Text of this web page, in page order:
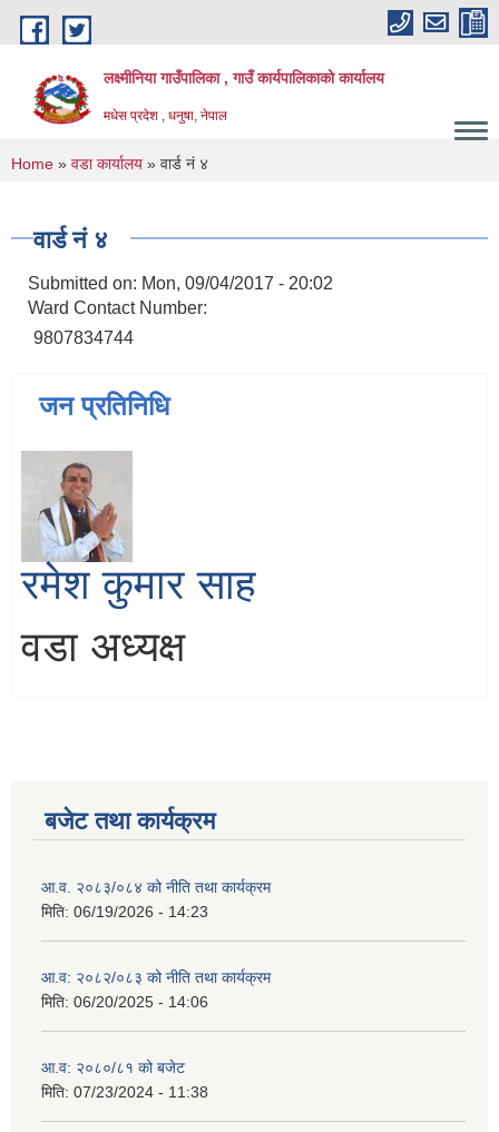
Skip to main content
लक्ष्मीनिया गाउँपालिका , गाउँ कार्यपालिकाको कार्यालय
मधेस प्रदेश , धनुषा, नेपाल
You are here
Home » वडा कार्यालय » वार्ड नं ४
वार्ड नं ४
Submitted on: Mon, 09/04/2017 - 20:02
Ward Contact Number:
9807834744
जन प्रतिनिधि
रमेश कुमार साह
वडा अध्यक्ष
बजेट तथा कार्यक्रम
आ.व. २०८३/०८४ को नीति तथा कार्यक्रम
मिति: 06/19/2026 - 14:23
आ.व: २०८२/०८३ को नीति तथा कार्यक्रम
मिति: 06/20/2025 - 14:06
आ.व: २०८०/८१ को बजेट
मिति: 07/23/2024 - 11:38